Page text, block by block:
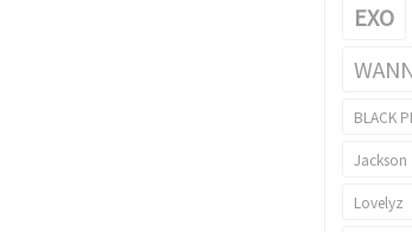
EXO
BLACK
Jackson
Lovelyz